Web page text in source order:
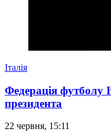
Італія
Федерація футболу
президента
22 червня, 15:11